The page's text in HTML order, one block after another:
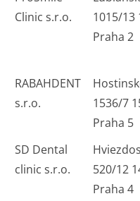
Clinic s.r.o.
1015/13
Praha 2
RABAHDENT
s.r.o.
1536/7
Praha 5
SD Dental
clinic s.r.o.
520/12
Praha 4